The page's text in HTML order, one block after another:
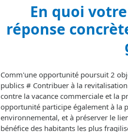
En quoi
réponse
Comm'une opportunité poursuit 2
publics # Contribuer à la
contre la vacance commerciale et la
opportunité participe également à la
environnemental, et à préserver le
bénéfice des habitants les plus